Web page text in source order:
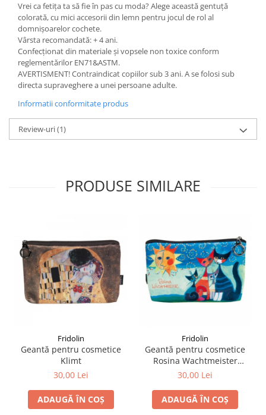
Vrei ca fetița ta să fie în pas cu moda? Alege această gentuță
colorată, cu mici accesorii din lemn pentru jocul de rol al
domnișoarelor cochete.
Vârsta recomandată: + 4 ani.
Confecționat din materiale și vopsele non toxice conform
reglementărilor EN71&ASTM.
AVERTISMENT! Contraindicat copiilor sub 3 ani. A se folosi sub
directa supraveghere a unei persoane adulte.
Informatii conformitate produs
Review-uri(1)
PRODUSE SIMILARE
Fridolin
Geantă pentru cosmetice
Klimt
30,00 Lei
ADAUGĂ ÎN COȘ
Fridolin
Geantă pentru cosmetice
Rosina Wachtmeister
Momenti di felicita
30,00 Lei
ADAUGĂ ÎN COȘ